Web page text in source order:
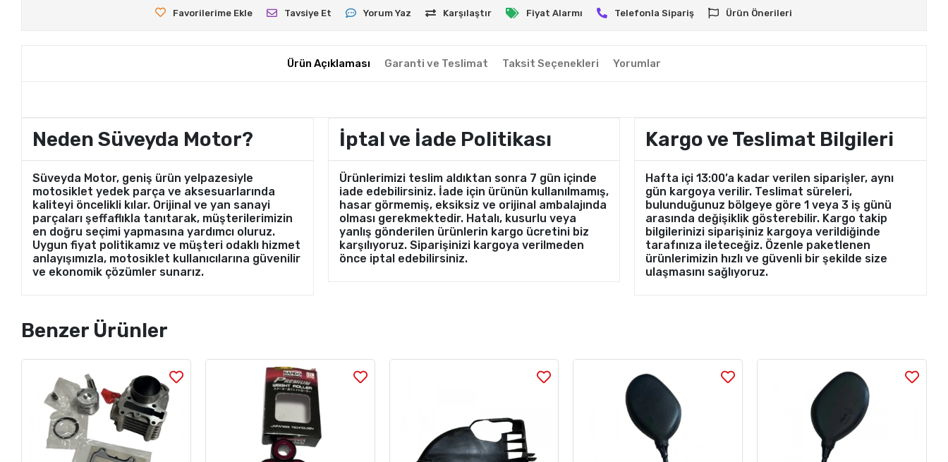
Favorilerime Ekle Tavsiye Et Yorum Yaz Karşılaştır Fiyat Alarmı Telefonla Sipariş Ürün Önerileri
Ürün Açıklaması Garanti ve Teslimat Taksit Seçenekleri Yorumlar
Neden Süveyda Motor?
Süveyda Motor, geniş ürün yelpazesiyle
motosiklet yedek parça ve aksesuarlarında
kaliteyi öncelikli kılar. Orijinal ve yan sanayi
parçaları şeffaflıkla tanıtarak, müşterilerimizin
en doğru seçimi yapmasına yardımcı oluruz.
Uygun fiyat politikamız ve müşteri odaklı hizmet
anlayışımızla, motosiklet kullanıcılarına güvenilir
ve ekonomik çözümler sunarız.
İptal ve İade Politikası
Ürünlerimizi teslim aldıktan sonra 7 gün içinde
iade edebilirsiniz. İade için ürünün kullanılmamış,
hasar görmemiş, eksiksiz ve orijinal ambalajında
olması gerekmektedir. Hatalı, kusurlu veya
yanlış gönderilen ürünlerin kargo ücretini biz
karşılıyoruz. Siparişinizi kargoya verilmeden
önce iptal edebilirsiniz.
Kargo ve Teslimat Bilgileri
Hafta içi 13:00’a kadar verilen siparişler, aynı
gün kargoya verilir. Teslimat süreleri,
bulunduğunuz bölgeye göre 1 veya 3 iş günü
arasında değişiklik gösterebilir. Kargo takip
bilgilerinizi siparişiniz kargoya verildiğinde
tarafınıza ileteceğiz. Özenle paketlenen
ürünlerimizin hızlı ve güvenli bir şekilde size
ulaşmasını sağlıyoruz.
Benzer Ürünler